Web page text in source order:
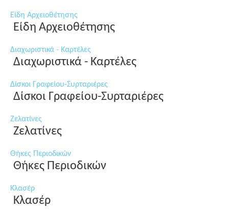
Είδη Αρχειοθέτησης
Είδη Αρχειοθέτησης
Διαχωριστικά - Καρτέλες
Διαχωριστικά - Καρτέλες
Δίσκοι Γραφείου-Συρταριέρες
Δίσκοι Γραφείου-Συρταριέρες
Ζελατίνες
Ζελατίνες
Θήκες Περιοδικών
Θήκες Περιοδικών
Κλασέρ
Κλασέρ